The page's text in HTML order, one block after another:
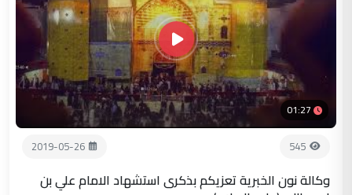
01:27
545
2019-05-26
وكالة نون الخبرية تعزيكم بذكرى استشهاد الامام علي بن